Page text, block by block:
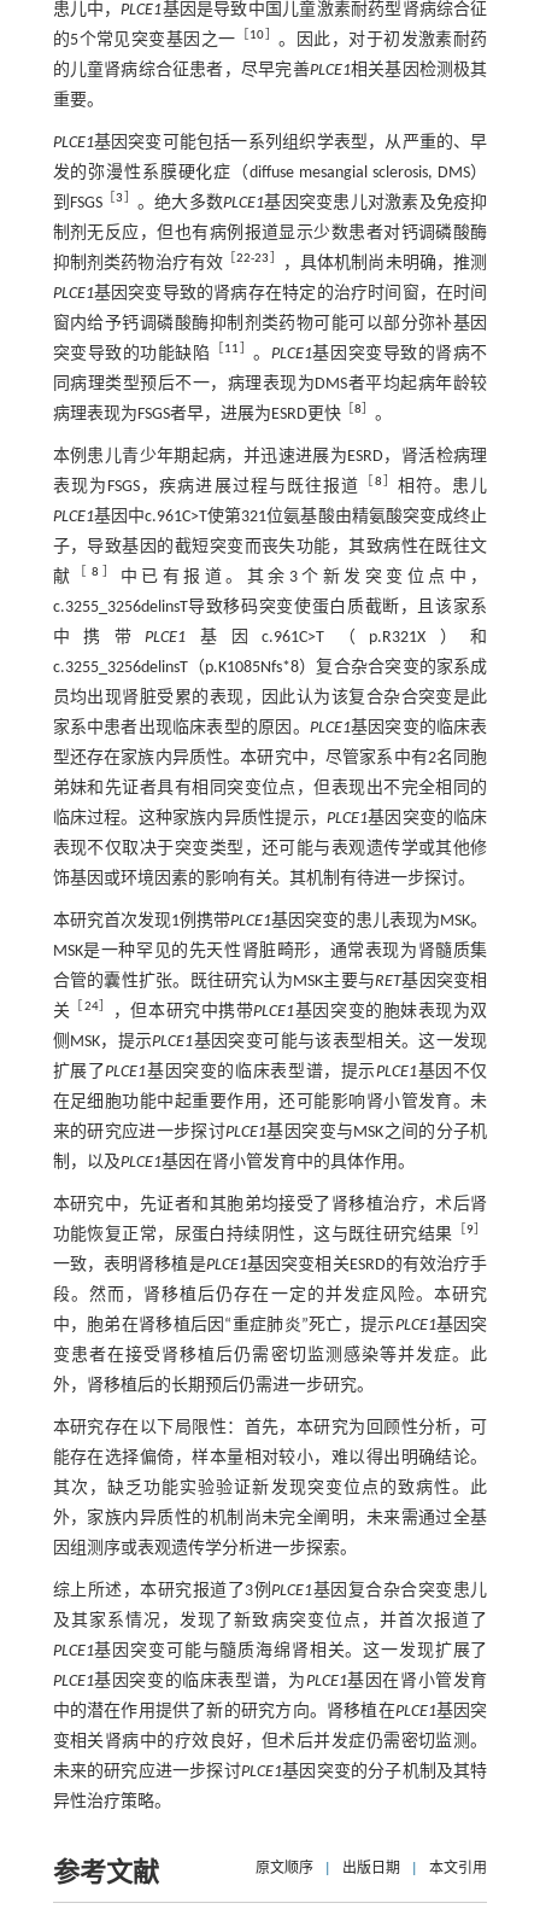
患儿中，PLCE1基因是导致中国儿童激素耐药型肾病综合征
的5个常见突变基因之一
10
。因此，对于初发激素耐药
的儿童肾病综合征患者，尽早完善PLCE1相关基因检测极其
重要。
PLCE1基因突变可能包括一系列组织学表型，从严重的、早
发的弥漫性系膜硬化症（diffuse mesangial sclerosis, DMS）
到FSGS［3 。绝大多数PLCE1基因突变患儿对激素及免疫抑
制剂无反应，但也有病例报道显示少数患者对钙调磷酸酶
抑制剂类药物治疗有效 ［22-23
，具体机制尚未明确，推测
PLCE1基因突变导致的肾病存在特定的治疗时间窗，在时间
窗内给予钙调磷酸酶抑制剂类药物可能可以部分弥补基因
突变导致的功能缺陷
11 。 PLCE1基因突变导致的肾病不
同病理类型预后不一，病理表现为DMS者平均起病年龄较
病理表现为FSGS者早，进展为ESRD更快
8 。
本例患儿青少年期起病，并迅速进展为ESRD，肾活检病理
表现为FSGS，疾病进展过程与既往报道
8
相符。患儿
PLCE1基因中c.961C>T使第321位氨基酸由精氨酸突变成终止
子，导致基因的截短突变而丧失功能，其致病性在既往文
献
8
中已有报道。其余3个新发突变位点中，
c.3255_3256delinsT导致移码突变使蛋白质截断，且该家系
中携带PLCE1 基因c.961C>T（p.R321X）和
c.3255_3256delinsT（p.K1085Nfs*8）复合杂合突变的家系成
员均出现肾脏受累的表现，因此认为该复合杂合突变是此
家系中患者出现临床表型的原因。 PLCE1基因突变的临床表
型还存在家族内异质性。本研究中，尽管家系中有2名同胞
弟妹和先证者具有相同突变位点，但表现出不完全相同的
临床过程。这种家族内异质性提示， PLCE1基因突变的临床
表现不仅取决于突变类型，还可能与表观遗传学或其他修
饰基因或环境因素的影响有关。其机制有待进一步探讨。
本研究首次发现1例携带PLCE1基因突变的患儿表现为MSK。
MSK是一种罕见的先天性肾脏畸形，通常表现为肾髓质集
合管的囊性扩张。既往研究认为MSK主要与RET基因突变相
关
24］ ，但本研究中携带PLCE1基因突变的胞妹表现为双
侧MSK，提示PLCE1基因突变可能与该表型相关。这一发现
扩展了PLCE1基因突变的临床表型谱，提示PLCE1基因不仅
在足细胞功能中起重要作用，还可能影响肾小管发育。未
来的研究应进一步探讨PLCE1基因突变与MSK之间的分子机
制，以及PLCE1基因在肾小管发育中的具体作用。
本研究中，先证者和其胞弟均接受了肾移植治疗，术后肾
功能恢复正常，尿蛋白持续阴性，这与既往研究结果
9］
一致，表明肾移植是PLCE1基因突变相关ESRD的有效治疗手
段。然而，肾移植后仍存在一定的并发症风险。本研究
中，胞弟在肾移植后因“重症肺炎”死亡，提示PLCE1基因突
变患者在接受肾移植后仍需密切监测感染等并发症。此
外，肾移植后的长期预后仍需进一步研究。
本研究存在以下局限性：首先，本研究为回顾性分析，可
能存在选择偏倚，样本量相对较小，难以得出明确结论。
其次，缺乏功能实验验证新发现突变位点的致病性。此
外，家族内异质性的机制尚未完全阐明，未来需通过全基
因组测序或表观遗传学分析进一步探索。
综上所述，本研究报道了3例PLCE1基因复合杂合突变患儿
及其家系情况，发现了新致病突变位点，并首次报道了
PLCE1基因突变可能与髓质海绵肾相关。这一发现扩展了
PLCE1基因突变的临床表型谱，为PLCE1基因在肾小管发育
中的潜在作用提供了新的研究方向。肾移植在PLCE1基因突
变相关肾病中的疗效良好，但术后并发症仍需密切监测。
未来的研究应进一步探讨PLCE1基因突变的分子机制及其特
异性治疗策略。
参考文献 原文顺序 出版日期 本文引用